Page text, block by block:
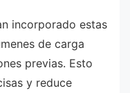
incorporado estas
de carga
previas. Esto
y reduce